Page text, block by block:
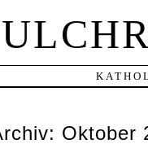
Oktober